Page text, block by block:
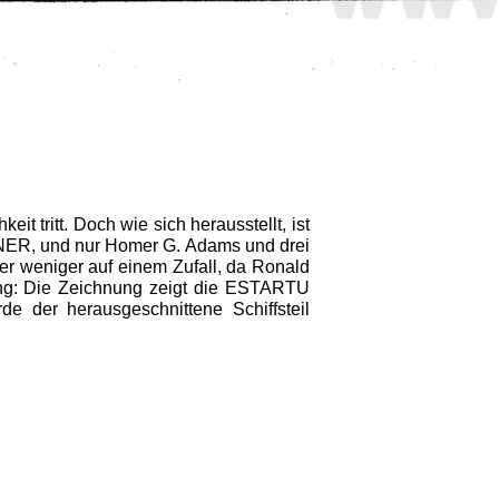
tritt. Doch wie sich herausstellt, ist
und nur Ho­mer G. Adams und drei
weniger auf einem Zu­fall, da Ronald
Die Zeichnung zeigt die ESTARTU
der heraus­geschnittene Schiffsteil